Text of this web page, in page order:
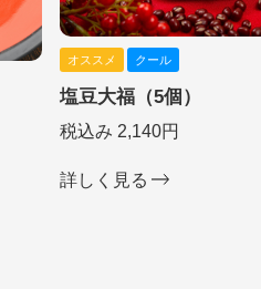
オススメ クール
塩豆大福（5個）
税込み 2,140円
詳しく見る